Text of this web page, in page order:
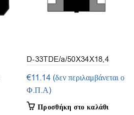
D-33TDE/a/50X34X18,4
(1τμ.)
€11.14 (δεν περιλαμβάνεται ο
Φ.Π.Α)
Προσθήκη στο καλάθι